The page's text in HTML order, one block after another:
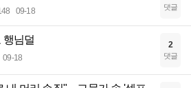
09-18 댓글
행님덜
09-18
2
댓글